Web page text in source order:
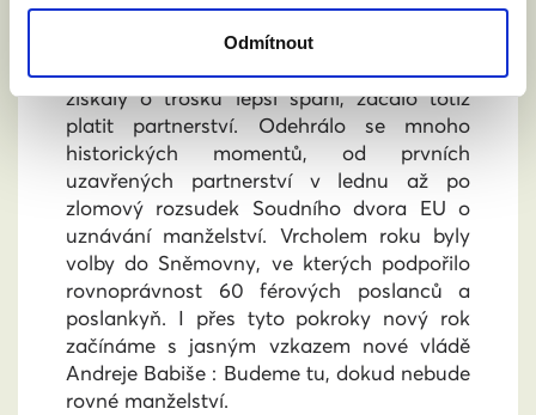
Odmítnout
21. 12. 2025
Rok 2025 se zapsal do historie jako rok,
kdy stejnopohlavní páry a rodiny s dětmi
získaly o trošku lepší spaní, začalo totiž
platit partnerství. Odehrálo se mnoho
historických momentů, od prvních
uzavřených partnerství v lednu až po
zlomový rozsudek Soudního dvora EU o
uznávání manželství. Vrcholem roku byly
volby do Sněmovny, ve kterých podpořilo
rovnoprávnost 60 férových poslanců a
poslankyň. I přes tyto pokroky nový rok
začínáme s jasným vzkazem nové vládě
Andreje Babiše : Budeme tu, dokud nebude
rovné manželství.